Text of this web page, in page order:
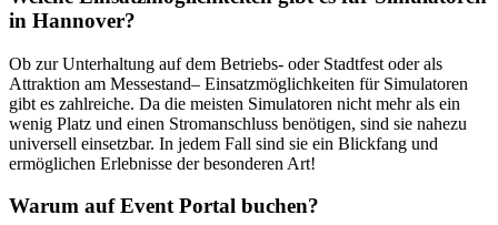
in Hannover?
Ob zur Unterhaltung auf dem Betriebs- oder Stadtfest oder als
Attraktion am Messestand– Einsatzmöglichkeiten für Simulatoren
gibt es zahlreiche. Da die meisten Simulatoren nicht mehr als ein
wenig Platz und einen Stromanschluss benötigen, sind sie nahezu
universell einsetzbar. In jedem Fall sind sie ein Blickfang und
ermöglichen Erlebnisse der besonderen Art!
Warum auf Event Portal buchen?